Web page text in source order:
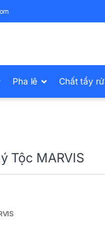
Pha lê Chất tẩy
Tộc MARVIS